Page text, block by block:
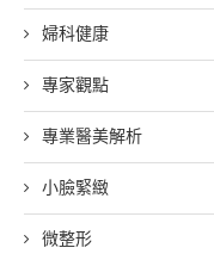
婦科健康
專家觀點
專業醫美解析
小臉緊緻
微整形